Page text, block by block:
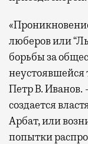
люберов или
борьбы за
неустоявшейся
Петр В. Иванов.
создается
Арбат, или
попытки